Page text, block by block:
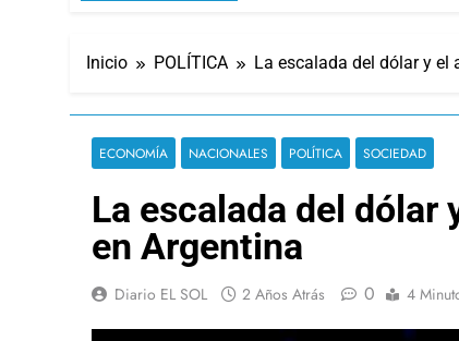
Inicio POLÍTICA La escalada del dólar y el
ECONOMÍA NACIONALES POLÍTICA SOCIEDAD
La escalada del dólar
en Argentina
Diario EL SOL 2 Años Atrás 0 4